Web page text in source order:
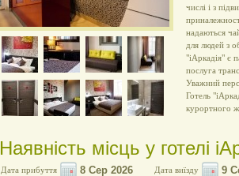
числі і з
надаються
для людей з
"iАркадія" є
послуга
Уважний
Готель
курортного
Наявність місць у готелі
Дата прибуття Дата виїзду